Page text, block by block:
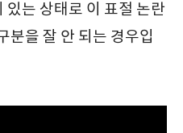
있는 상태로 이 표절 논란
분을 잘 안 되는 경우입